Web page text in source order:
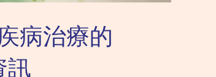
病治療的
訊